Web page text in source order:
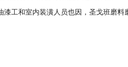
工和室内装潢人员也因，圣戈班磨料